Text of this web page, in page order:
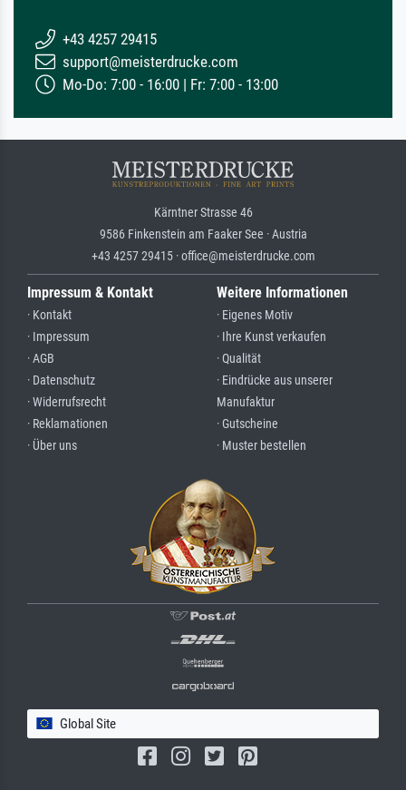
+43 4257 29415
support@meisterdrucke.com
Mo-Do: 7:00 - 16:00 | Fr: 7:00 - 13:00
Kärntner Strasse 46
9586 Finkenstein am Faaker See · Austria
+43 4257 29415 · office@meisterdrucke.com
Impressum & Kontakt
· Kontakt
· Impressum
· AGB
· Datenschutz
· Widerrufsrecht
· Reklamationen
· Über uns
Weitere Informationen
· Eigenes Motiv
· Ihre Kunst verkaufen
· Qualität
· Eindrücke aus unserer
Manufaktur
· Gutscheine
· Muster bestellen
Global Site